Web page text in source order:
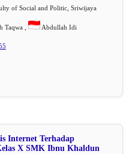
of Social and Politic, Sriwijaya
Taqwa , Abdullah Idi
Internet Terhadap
X SMK Ibnu Khaldun